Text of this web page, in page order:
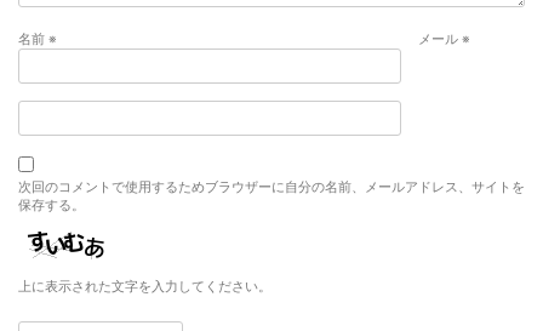
名前 ※ メール ※
次回のコメントで使用するためブラウザーに自分の名前、メールアドレス、サイトを
保存する。
上に表示された文字を入力してください。